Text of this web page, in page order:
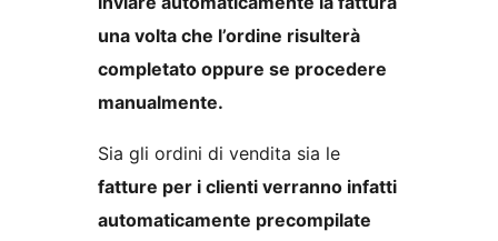
una volta che l’ordine risulterà
completato oppure se procedere
manualmente.
Sia gli ordini di vendita sia le
fatture per i clienti verranno infatti
automaticamente precompilate